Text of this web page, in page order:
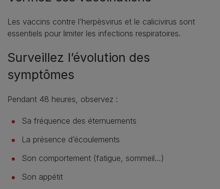
Les vaccins contre l’herpèsvirus et le calicivirus sont
essentiels pour limiter les infections respiratoires.
Surveillez l’évolution des
symptômes
Pendant 48 heures, observez :
Sa fréquence des éternuements
La présence d’écoulements
Son comportement (fatigue, sommeil…)
Son appétit